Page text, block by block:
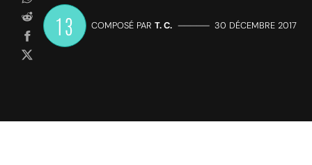
13 COMPOSÉ PAR T. C. ————— 30 DÉCEMBRE 2017